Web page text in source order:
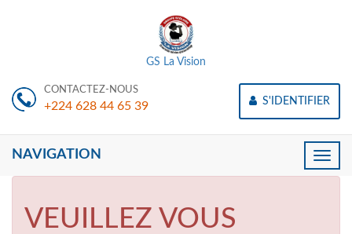
GS La Vision
CONTACTEZ-NOUS
+224 628 44 65 39 S'IDENTIFIER
Toggle
NAVIGATION
VEUILLEZ VOUS